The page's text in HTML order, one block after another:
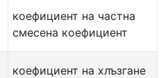
коефициент на частна
смесена коефициент
коефициент на хлъзгане